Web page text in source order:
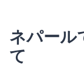
ネパール
て